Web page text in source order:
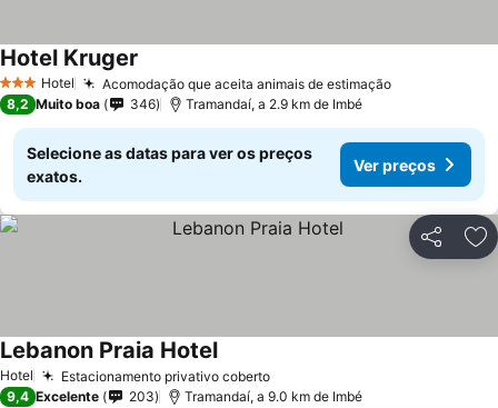
3 EstrelasHotel Acomodação que aceita animais de estimação
Hotel Kruger
8,2 Muito boa 346 Tramandaí, a 2.9 km de Imbé
Selecione as datas para ver os preços
exatos.
Ver preços
Partilhar
Hotel Estacionamento privativo coberto
Lebanon Praia Hotel
9,4 Excelente 203 Tramandaí, a 9.0 km de Imbé